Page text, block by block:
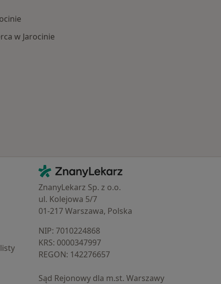
w Jarocinie
Kontakt
ZnanyLekarz - Strona główna
ZnanyLekarz Sp. z o.o.
ul. Kolejowa 5/7
01-217 Warszawa, Polska
NIP: ⁠7010224868
KRS: ⁠0000347997
REGON: ⁠142276657
Sąd Rejonowy dla m.st. Warszawy